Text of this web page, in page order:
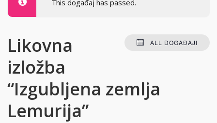
This događaj has passed.
ALL DOGAĐAJI
Likovna
izložba
“Izgubljena zemlja
Lemurija”